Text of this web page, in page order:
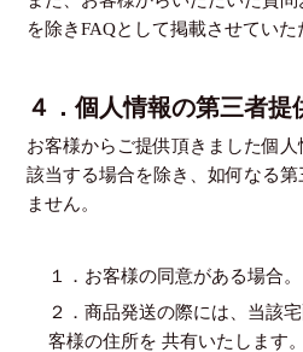
を除きFAQとして掲載させていた
４．個人情報の第三者提
お客様からご提供頂きました個
該当する場合を除き、如何なる
ません。
１．お客様の同意がある場合。
２．商品発送の際には、当該
客様の住所を 共有いたします。